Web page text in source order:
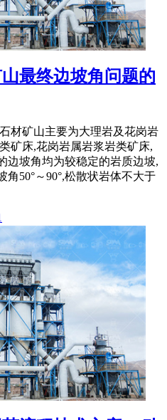
最终边坡角问题的
材矿山主要为大理岩及花岗岩
矿床,花岗岩属岩浆岩类矿床,
边坡角均为较稳定的岩质边坡,
50°～90°,松散状岩体不大于